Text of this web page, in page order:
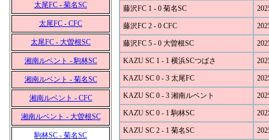
太尾FC - 菊名SC
太尾FC - CFC
太尾FC - 大曽根SC
湘南ルベント - 駒林SC
湘南ルベント - 菊名SC
湘南ルベント - CFC
湘南ルベント - 大曽根SC
駒林SC - 菊名SC
藤沢FC 1 - 0 菊名SC
藤沢FC 2 - 0 CFC
藤沢FC 5 - 0 大曽根SC
KAZU SC 1 - 1 横浜SCつばさ
KAZU SC 0 - 3 太尾FC
KAZU SC 0 - 3 湘南ルベント
KAZU SC 0 - 1 駒林SC
KAZU SC 2 - 1 菊名SC